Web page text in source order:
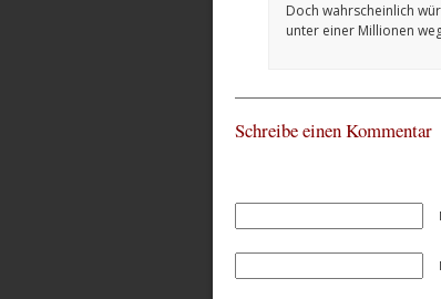
Doch wahrscheinlich
unter einer Millionen
Schreibe einen Kommentar